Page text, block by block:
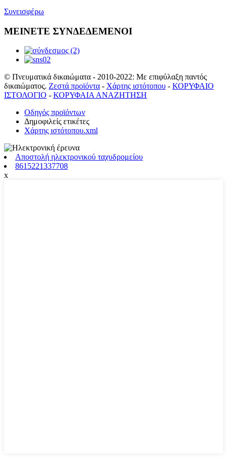
Συνεισφέρω
ΜΕΙΝΕΤΕ ΣΥΝΔΕΔΕΜΕΝΟΙ
© Πνευματικά δικαιώματα - 2010-2022: Με επιφύλαξη παντός
δικαιώματος. Ζεστά προϊόντα - Χάρτης ιστότοπου - ΚΟΡΥΦΑΙΟ
ΙΣΤΟΛΟΓΙΟ - ΚΟΡΥΦΑΙΑ ΑΝΑΖΗΤΗΣΗ
Οδηγός προϊόντων
Δημοφιλείς ετικέτες
Χάρτης ιστότοπου.xml
Αποστολή ηλεκτρονικού ταχυδρομείου
8615221337708
x